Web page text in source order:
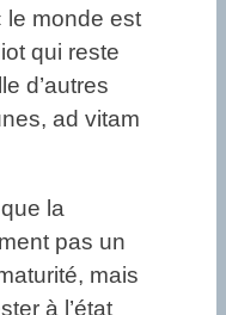
le monde est
qui reste
d’autres
ad vitam
la
pas un
mais
à l’état